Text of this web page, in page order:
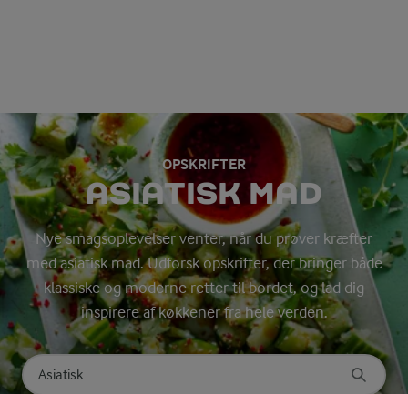
OPSKRIFTER
ASIATISK MAD
Nye smagsoplevelser venter, når du prøver kræfter
med asiatisk mad. Udforsk opskrifter, der bringer både
klassiske og moderne retter til bordet, og lad dig
inspirere af køkkener fra hele verden.
Søg på kategori